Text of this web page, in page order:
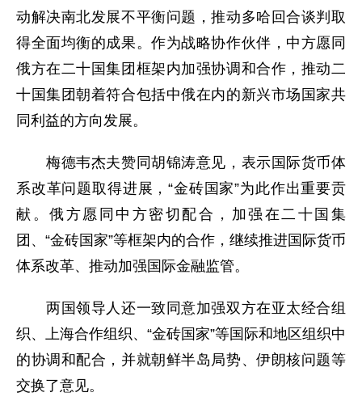
动解决南北发展不平衡问题，推动多哈回合谈判取
得全面均衡的成果。作为战略协作伙伴，中方愿同
俄方在二十国集团框架内加强协调和合作，推动二
十国集团朝着符合包括中俄在内的新兴市场国家共
同利益的方向发展。
梅德韦杰夫赞同胡锦涛意见，表示国际货币体
系改革问题取得进展，“金砖国家”为此作出重要贡
献。俄方愿同中方密切配合，加强在二十国集
团、“金砖国家”等框架内的合作，继续推进国际货币
体系改革、推动加强国际金融监管。
两国领导人还一致同意加强双方在亚太经合组
织、上海合作组织、“金砖国家”等国际和地区组织中
的协调和配合，并就朝鲜半岛局势、伊朗核问题等
交换了意见。